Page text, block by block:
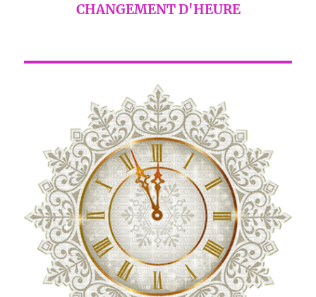
CHANGEMENT D'HEURE